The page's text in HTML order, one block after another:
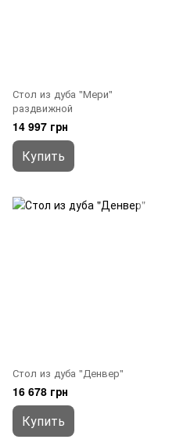
Стол из дуба "Мери"
раздвижной
14 997 грн
Купить
Стол из дуба "Денвер"
16 678 грн
Купить